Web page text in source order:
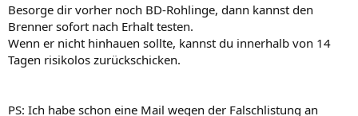
Besorge dir vorher noch BD-Rohlinge, dann kannst den
Brenner sofort nach Erhalt testen.
Wenn er nicht hinhauen sollte, kannst du innerhalb von 14
Tagen risikolos zurückschicken.
PS: Ich habe schon eine Mail wegen der Falschlistung an